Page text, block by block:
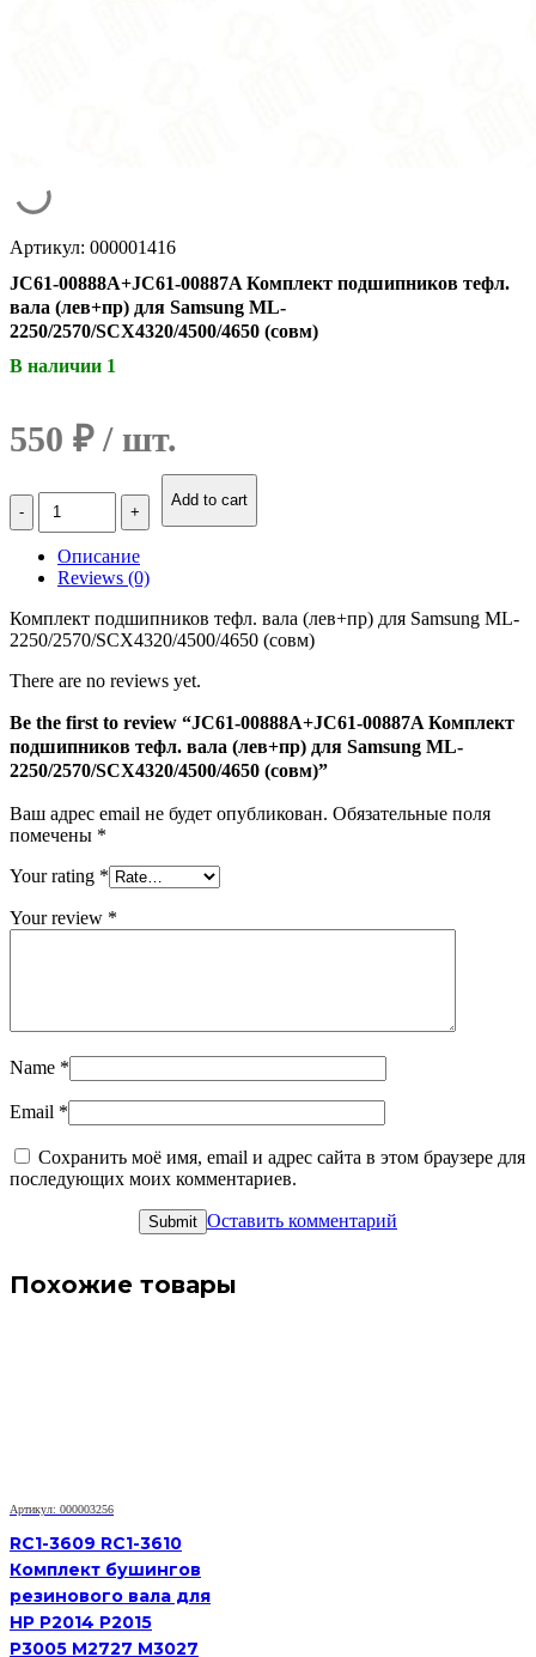
Артикул: 000001416
JC61-00888A+JC61-00887A Комплект подшипников тефл.
вала (лев+пр) для Samsung ML-
2250/2570/SCX4320/4500/4650 (совм)
В наличии 1
550 ₽
Количество
JC61-
00887A
Комплект
подшипников
тефл.
вала
(лев+пр)
Samsung
2250/2570/SCX4320/4500/4650
(совм)
Add to cart
Описание
Reviews (0)
Комплект подшипников тефл. вала (лев+пр) для Samsung ML-
2250/2570/SCX4320/4500/4650 (совм)
There are no reviews yet.
Be the first to review “JC61-00888A+JC61-00887A Комплект
подшипников тефл. вала (лев+пр) для Samsung ML-
2250/2570/SCX4320/4500/4650 (совм)”
Ваш адрес email не будет опубликован. Обязательные поля
помечены *
Your rating *
Your review *
Name *
Email *
Сохранить моё имя, email и адрес сайта в этом браузере для
последующих моих комментариев.
Оставить комментарий
Похожие товары
Артикул: 000003256
RC1-3609 RC1-3610
Комплект бушингов
резинового вала для
HP P2014 P2015
P3005 M2727 M3027